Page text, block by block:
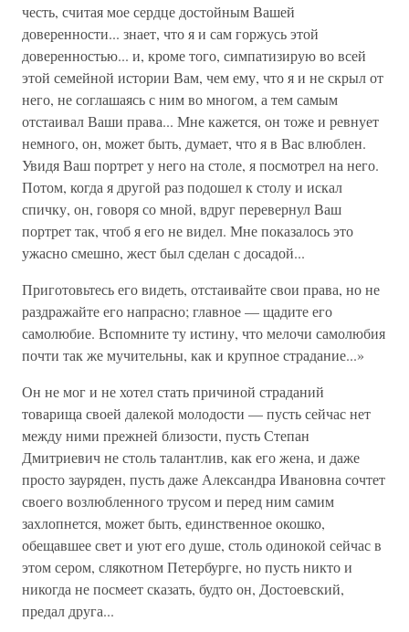
честь, считая мое сердце достойным Вашей
доверенности... знает, что я и сам горжусь этой
доверенностью... и, кроме того, симпатизирую во всей
этой семейной истории Вам, чем ему, что я и не скрыл от
него, не соглашаясь с ним во многом, а тем самым
отстаивал Ваши права... Мне кажется, он тоже и ревнует
немного, он, может быть, думает, что я в Вас влюблен.
Увидя Ваш портрет у него на столе, я посмотрел на него.
Потом, когда я другой раз подошел к столу и искал
спичку, он, говоря со мной, вдруг перевернул Ваш
портрет так, чтоб я его не видел. Мне показалось это
ужасно смешно, жест был сделан с досадой...
Приготовьтесь его видеть, отстаивайте свои права, но не
раздражайте его напрасно; главное — щадите его
самолюбие. Вспомните ту истину, что мелочи самолюбия
почти так же мучительны, как и крупное страдание...»
Он не мог и не хотел стать причиной страданий
товарища своей далекой молодости — пусть сейчас нет
между ними прежней близости, пусть Степан
Дмитриевич не столь талантлив, как его жена, и даже
просто зауряден, пусть даже Александра Ивановна сочтет
своего возлюбленного трусом и перед ним самим
захлопнется, может быть, единственное окошко,
обещавшее свет и уют его душе, столь одинокой сейчас в
этом сером, слякотном Петербурге, но пусть никто и
никогда не посмеет сказать, будто он, Достоевский,
предал друга...